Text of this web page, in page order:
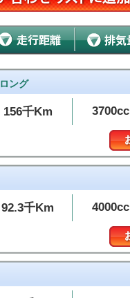
ング
156千Km 3700cc
92.3千Km 4000cc